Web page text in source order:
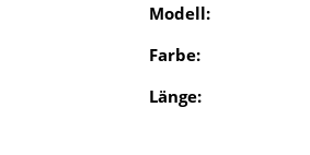
Modell:
Farbe:
Länge: